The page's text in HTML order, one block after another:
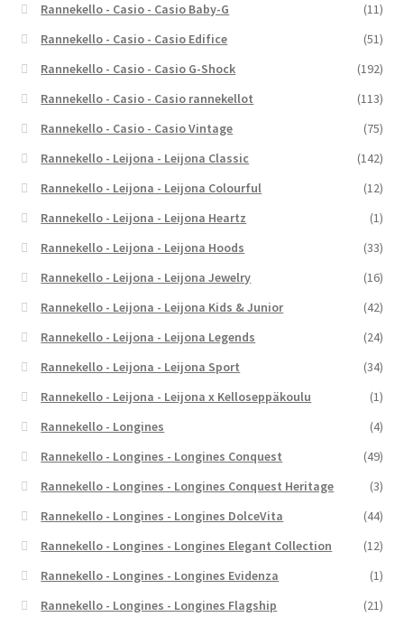
Rannekello - Casio - Casio Baby-G
(11)
Rannekello - Casio - Casio Edifice
(51)
Rannekello - Casio - Casio G-Shock
(192)
Rannekello - Casio - Casio rannekellot
(113)
Rannekello - Casio - Casio Vintage
(75)
Rannekello - Leijona - Leijona Classic
(142)
Rannekello - Leijona - Leijona Colourful
(12)
Rannekello - Leijona - Leijona Heartz
(1)
Rannekello - Leijona - Leijona Hoods
(33)
Rannekello - Leijona - Leijona Jewelry
(16)
Rannekello - Leijona - Leijona Kids & Junior
(42)
Rannekello - Leijona - Leijona Legends
(24)
Rannekello - Leijona - Leijona Sport
(34)
Rannekello - Leijona - Leijona x Kelloseppäkoulu
(1)
Rannekello - Longines
(4)
Rannekello - Longines - Longines Conquest
(49)
Rannekello - Longines - Longines Conquest Heritage
(3)
Rannekello - Longines - Longines DolceVita
(44)
Rannekello - Longines - Longines Elegant Collection
(12)
Rannekello - Longines - Longines Evidenza
(1)
Rannekello - Longines - Longines Flagship
(21)